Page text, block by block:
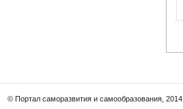
© Портал саморазвития и самообразования, 2014